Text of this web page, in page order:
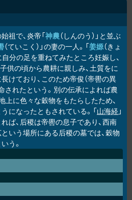
祖で、炎帝「神農（しんのう）」と並ぶ
（ていこく）」の妻の一人。「姜嫄（きょ
自分の足を重ねてみたところ妊娠し、
供の頃から農耕に親しみ、土質をに
けており、このため帝俊（帝嚳の異
されたという。別の伝承によれば農
上に色々な穀物をもたらしたため、
になったともされている。「山海経 」
ば、后稷は帝嚳の息子であり、西南
いう場所にある后稷の墓では、穀物
う。